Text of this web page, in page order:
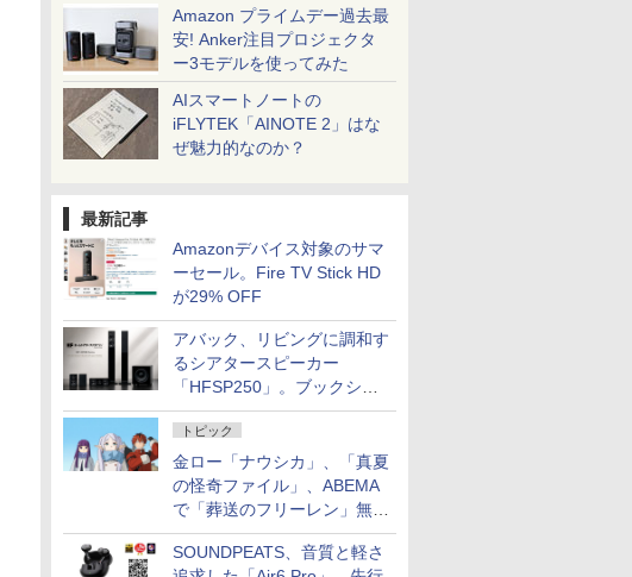
Amazon プライムデー過去最
安! Anker注目プロジェクタ
ー3モデルを使ってみた
AIスマートノートの
iFLYTEK「AINOTE 2」はな
ぜ魅力的なのか？
最新記事
Amazonデバイス対象のサマ
ーセール。Fire TV Stick HD
が29% OFF
アバック、リビングに調和す
るシアタースピーカー
「HFSP250」。ブックシェ
ルフはペア3万円以下
トピック
金ロー「ナウシカ」、「真夏
の怪奇ファイル」、ABEMA
で「葬送のフリーレン」無料
配信など。夏の特番・配信情
報
SOUNDPEATS、音質と軽さ